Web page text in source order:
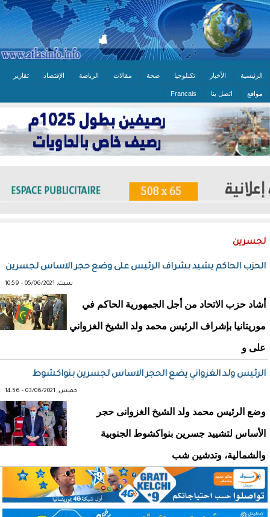
الرئيسية الأخبار تكنلوجيا صحة مقالات الرياضة الإقتصاد تقارير
مواقع اتصل بنا Francais
لجسرين
الحزب الحاكم يشيد بشراف الرئيس على وضع حجر الاساس لجسرين
سبت, 05/06/2021 - 10:59
أشاد حزب الاتحاد من أجل الجمهورية الحاكم في
موريتانيا بإشراف الرئيس محمد ولد الشيخ الغزواني
على و
الرئيس ولد الغزواني يضع الحجر الاساس لجسرين بنواكشوط
خميس, 03/06/2021 - 14:56
وضع الرئيس محمد ولد الشيخ الغزوانى حجر
الأساس لتشييد جسرين بنواكشوط الجنوبية
والشمالية، وتدشين شب